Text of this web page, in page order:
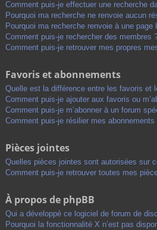
Comment puis-je effectuer une recherche
Pourquoi ma recherche ne renvoie aucun
Pourquoi ma recherche renvoie à une page
Comment puis-je rechercher des membres
Comment puis-je retrouver mes propres
Favoris et abonnements
Quelle est la différence entre les favoris et
Comment puis-je ajouter aux favoris ou
Comment puis-je m’abonner à un forum
Comment puis-je résilier mes abonnements
Pièces jointes
Quelles pièces jointes sont autorisées sur
Comment puis-je retrouver toutes mes
À propos de phpBB
Qui a développé ce logiciel de forum de
Pourquoi la fonctionnalité X n’est pas